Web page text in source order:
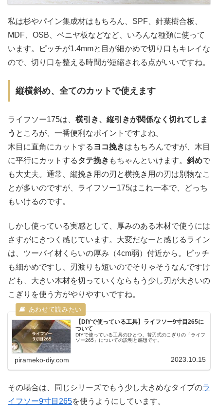
私は杉やパイン集成材はもちろん、SPF、針葉樹合板、
MDF、OSB、ベニヤ板などなど、いろんな種類に使って
います。ピッチが1.4mmと目が細かめで切り口もキレイな
ので、切り口を整える時間が短縮される点がいいですね。
縦横斜め、全てのカットで使えます
ライフソー175は、 横引き、縦引きが関係なく切れてしま
う ところが、一番便利なポイントですよね。
木目に直角にカットする ヨコ挽きはもちろんですが、木目
に平行にカットするタテ挽き もちゃんといけます。 斜めで
も大丈夫。通常、縦挽き用の刃と横挽き用の刃は別物なこ
とが多いのですが、ライフソー175はこれ一本で、どっち
もいけるのです。
しかし使っている実感として、厚みのある木材で使うには
さすがにきつく感じています。大変だなーと感じるライン
は、ツーバイ材くらいの厚み（4cm弱）付近から。ピッチ
も細かめですし、刃渡りも短いのでそりゃそうなんですけ
ども、大きい木材を切っていくならもう少し刃が大きいの
こぎりを使う方がやりやすいですね。
【DIYで使っている工具】ライフソー9寸目265に
ついて
DIYで使っている工具のひとつ、替刃式のこぎりの「ライフ
ソー265」についての説明と感想です。
pirameko-diy.com 2023.10.15
その場合は、同じシリーズでもう少し大きめなタイプのラ
イフソー9寸目265を使うようにしています。